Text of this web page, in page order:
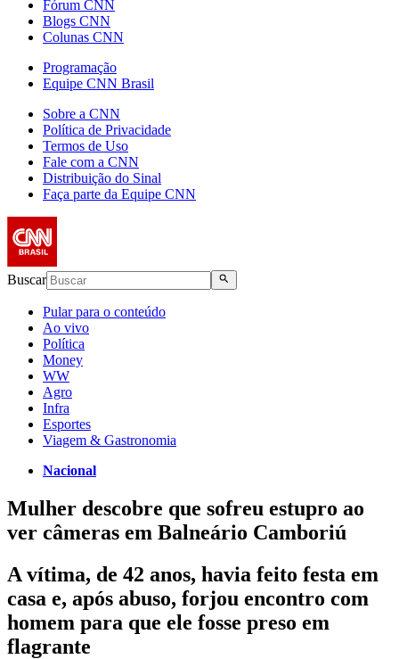
Fórum CNN
Blogs CNN
Colunas CNN
Programação
Equipe CNN Brasil
Sobre a CNN
Política de Privacidade
Termos de Uso
Fale com a CNN
Distribuição do Sinal
Faça parte da Equipe CNN
Buscar
Pular para o conteúdo
Ao vivo
Política
Money
WW
Agro
Infra
Esportes
Viagem & Gastronomia
Nacional
Mulher descobre que sofreu estupro ao
ver câmeras em Balneário Camboriú
A vítima, de 42 anos, havia feito festa em
casa e, após abuso, forjou encontro com
homem para que ele fosse preso em
flagrante